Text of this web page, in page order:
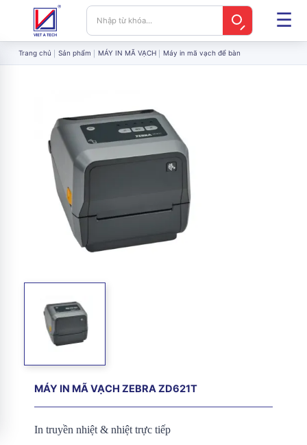
Trang chủ Sản phẩm MÁY IN MÃ VẠCH Máy in mã vạch để bàn
MÁY IN MÃ VẠCH ZEBRA ZD621T
In truyền nhiệt & nhiệt trực tiếp